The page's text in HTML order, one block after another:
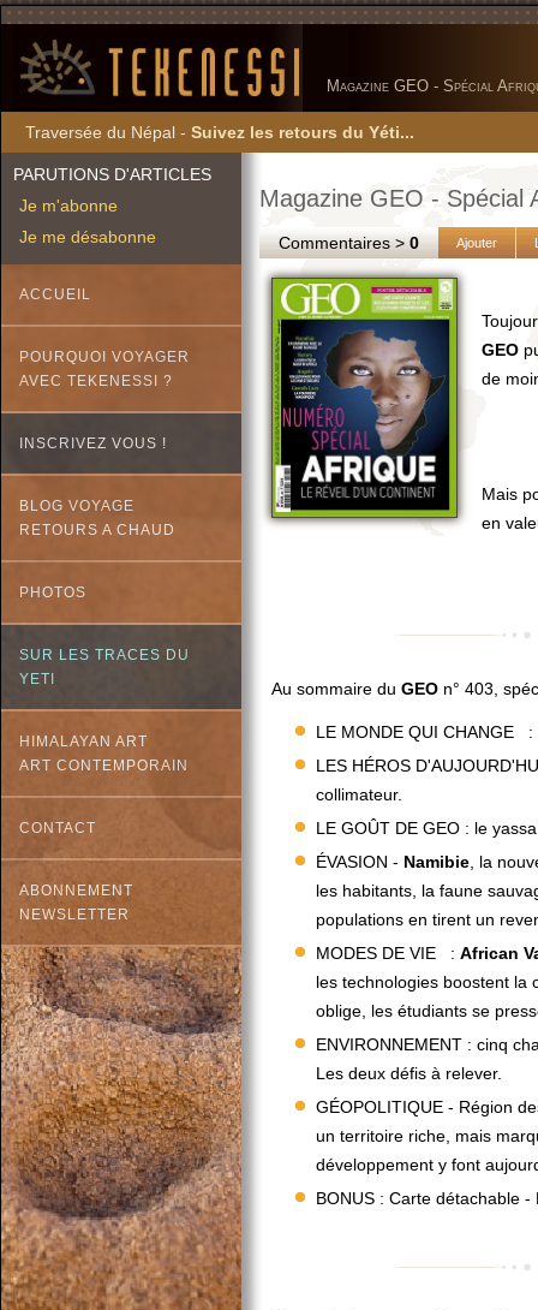
Magazine GEO - Spécial
Traversée du Népal - Suivez les retours du Yéti...
PARUTIONS D'ARTICLES
Je m'abonne
Je me désabonne
ACCUEIL
POURQUOI VOYAGER
AVEC TEKENESSI ?
INSCRIVEZ VOUS !
BLOG VOYAGE
RETOURS A CHAUD
PHOTOS
SUR LES TRACES DU
YETI
HIMALAYAN ART
ART CONTEMPORAIN
CONTACT
ABONNEMENT
NEWSLETTER
Magazine GEO - Spécial
Commentaires >0 Ajouter
GEO
de
Mais
en
Au sommaire du GEO n° 403,
LE MONDE QUI CHANGE
LES HÉROS
collimateur.
LE GOÛT DE GEO : le
ÉVASION - Namibie , la
les habitants, la faune
populations en tirent un
MODES DE VIE : African
les technologies boostent
oblige, les étudiants se
ENVIRONNEMENT : cinq
Les deux défis à relever.
GÉOPOLITIQUE - Région
un territoire riche, mais
développement y font
BONUS : Carte détachable -